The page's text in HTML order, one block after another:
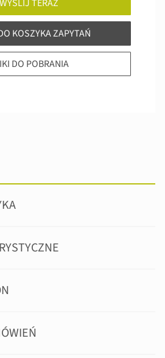
WYŚLIJ TERAZ
KOSZYKA ZAPYTAŃ
DO POBRANIA